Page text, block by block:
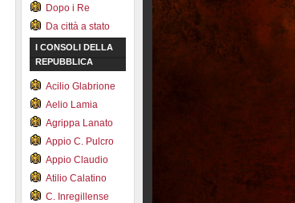
Dopo i Re
Da città a stato
I CONSOLI DELLA
REPUBBLICA
Acilio Glabrione
Aelio Lamia
Agrippa Lanato
Appio C. Pulcro
Appio Claudio
Atilio Calatino
C. Inregillense